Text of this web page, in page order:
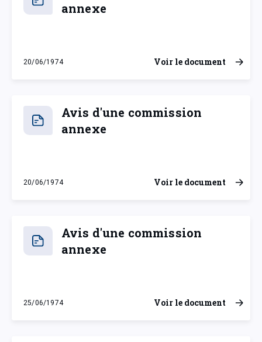
annexe
20/06/1974
jeudi 20 juin 1974
Voir le document
Avis d'une commission
annexe
20/06/1974
jeudi 20 juin 1974
Voir le document
Avis d'une commission
annexe
25/06/1974
mardi 25 juin 1974
Voir le document